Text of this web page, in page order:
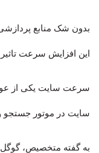
بدون شک منابع
این افزایش سرعت
سرعت سایت یکی از
سایت در موتور جستجو
به گفته متخصیص، گوگل